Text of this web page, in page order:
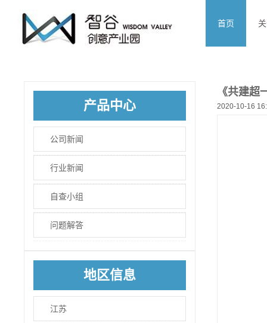
首页
产品中心
公司新闻
行业新闻
自查小组
问题解答
地区信息
江苏
《共建
2020-10-16